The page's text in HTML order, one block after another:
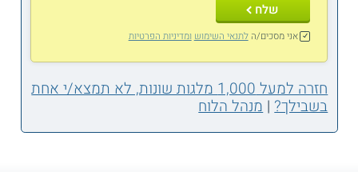
שלח
אני מסכים/הלתנאי השימוש ומדיניות הפרטיות
חזרה למעל 1,000 מלגות שונות, לא תמצא/י אחת
בשבילך?|מנהל הלוח